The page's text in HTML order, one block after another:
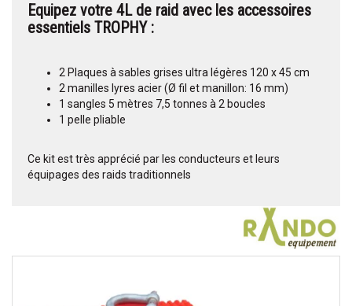
Equipez votre 4L de raid avec les accessoires
essentiels TROPHY :
2 Plaques à sables grises ultra légères 120 x 45 cm
2 manilles lyres acier (Ø fil et manillon: 16 mm)
1 sangles 5 mètres 7,5 tonnes à 2 boucles
1 pelle pliable
Ce kit est très apprécié par les conducteurs et leurs
équipages des raids traditionnels